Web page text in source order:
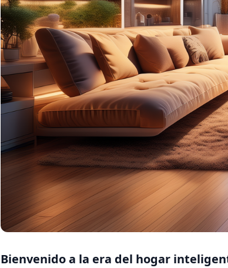
Bienvenido a la era del hogar